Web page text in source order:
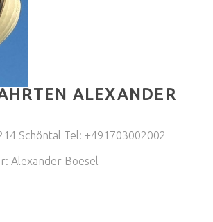
ALEXANDER
Schöntal Tel: +491703002002
Alexander Boesel